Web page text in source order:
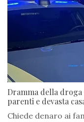
Dramma della
parenti e devasta
Chiede denaro ai